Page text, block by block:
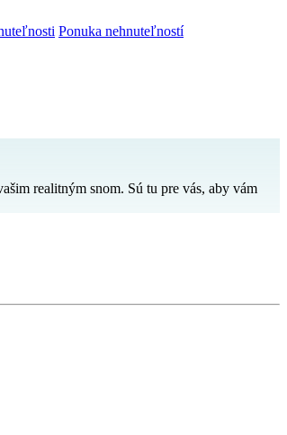
Ponuka nehnuteľností
realitným snom. Sú tu pre vás, aby vám